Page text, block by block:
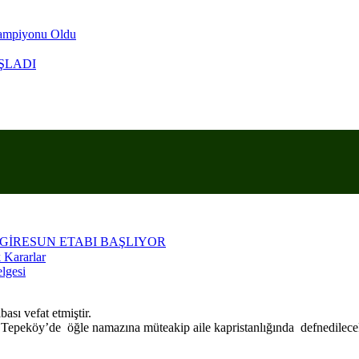
Oldu
ANARIZ
ETABI BAŞLIYOR
Kararlar
vefat etmiştir.
öğle namazına müteakip aile kapristanlığında